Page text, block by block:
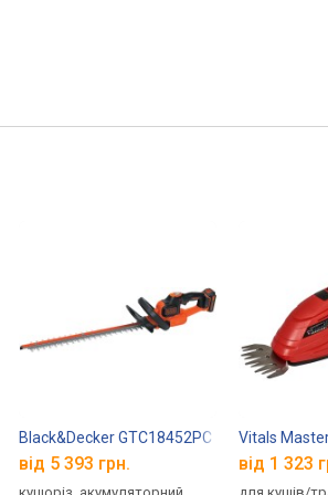
Black&Decker GTC18452PC
від 5 393 грн.
Vitals
від 1 323